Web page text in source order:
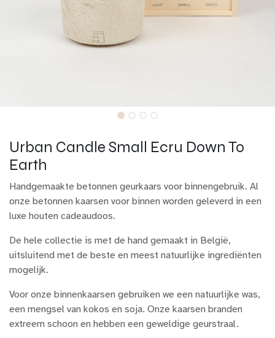
Urban Candle Small Ecru Down To
Earth
Handgemaakte betonnen geurkaars voor binnengebruik. Al
onze betonnen kaarsen voor binnen worden geleverd in een
luxe houten cadeaudoos.
De hele collectie is met de hand gemaakt in België,
uitsluitend met de beste en meest natuurlijke ingrediënten
mogelijk.
Voor onze binnenkaarsen gebruiken we een natuurlijke was,
een mengsel van kokos en soja. Onze kaarsen branden
extreem schoon en hebben een geweldige geurstraal.